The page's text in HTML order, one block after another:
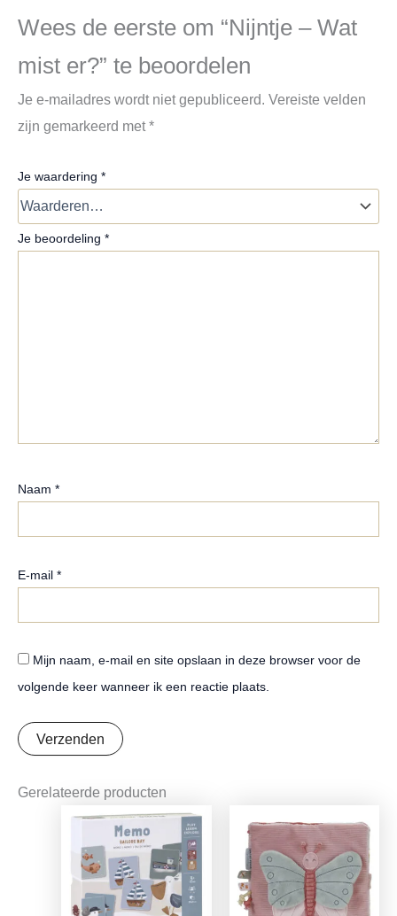
Wees de eerste om “Nijntje – Wat
mist er?” te beoordelen
Je e-mailadres wordt niet gepubliceerd. Vereiste velden
zijn gemarkeerd met*
Je waardering *
Je beoordeling *
Naam *
E-mail *
Mijn naam, e-mail en site opslaan in deze browser voor de
volgende keer wanneer ik een reactie plaats.
Gerelateerde producten
Oorspronkelijke
prijs
was:
€11,99.
Huidige
prijs
is:
€9,47.
prijs
was:
€17,99.
prijs
is:
€14,21.